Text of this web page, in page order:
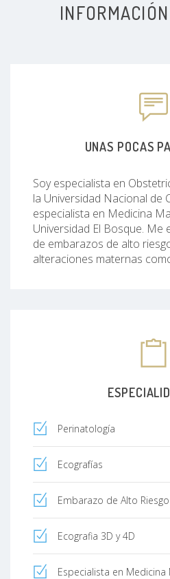
UNAS POCAS
Soy especialista en
la Universidad Nacional de
especialista en Medicina
Universidad El Bosque. Me
de embarazos de alto
alteraciones maternas
Perinatología
Ecografías
Embarazo de Alto Riesgo
Ecografia 3D y 4D
Especialista en